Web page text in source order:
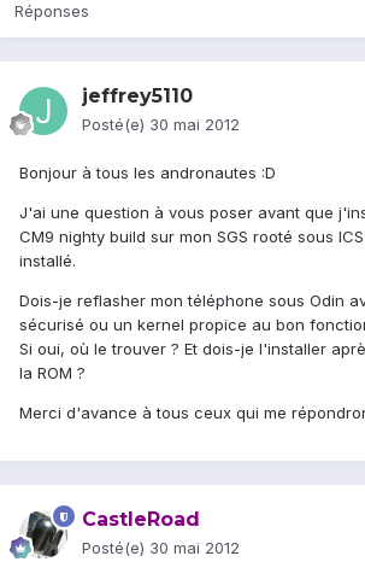
Réponses
jeffrey5110
Posté(e) 30 mai 2012
Bonjour à tous les andronautes :D
J'ai une question à vous poser avant que
CM9 nighty build sur mon SGS rooté sous
installé.
Dois-je reflasher mon téléphone sous Odin
sécurisé ou un kernel propice au bon
Si oui, où le trouver ? Et dois-je l'installer
la ROM ?
Merci d'avance à tous ceux qui me
CastleRoad
Posté(e) 30 mai 2012